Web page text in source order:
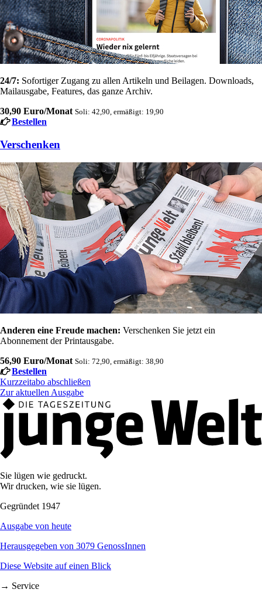
24/7: Sofortiger Zugang zu allen Artikeln und Beilagen. Downloads,
Mailausgabe, Features, das ganze Archiv.
30,90 Euro/Monat Soli: 42,90, ermäßigt: 19,90
Bestellen
Verschenken
Anderen eine Freude machen: Verschenken Sie jetzt ein
Abonnement der Printausgabe.
56,90 Euro/Monat Soli: 72,90, ermäßigt: 38,90
Bestellen
Kurzzeitabo abschließen
Zur aktuellen Ausgabe
Sie lügen wie gedruckt.
Wir drucken, wie sie lügen.
Gegründet 1947
Ausgabe von heute
Herausgegeben von 3079 GenossInnen
Diese Website auf einen Blick
→ Service